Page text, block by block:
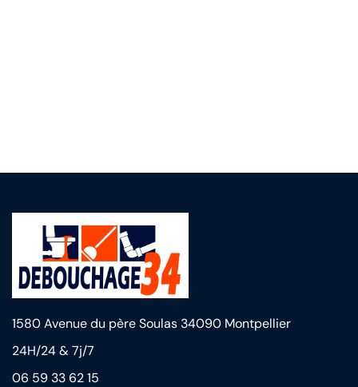
1580 Avenue du père Soulas 34090 Montpellier
24H/24 & 7j/7
06 59 33 62 15